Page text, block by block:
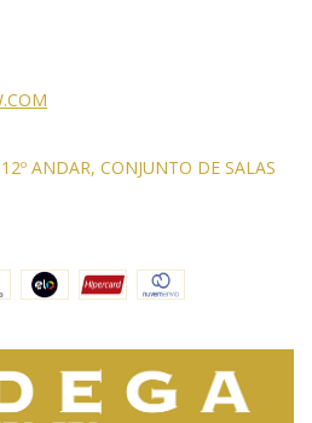
ANDAR, CONJUNTO DE SALAS